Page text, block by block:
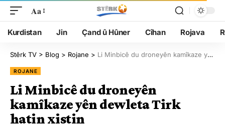
Aa
Kurdistan Jin Çand û Hûner Cîhan Rojava
Stêrk TV > Blog > Rojane > Li Minbicê du droneyên kamîkaze yên dewleta Tirk hatin xistin
ROJANE
Li Minbicê du droneyên
kamîkaze yên dewleta Tirk
hatin xistin